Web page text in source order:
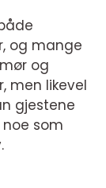
og mange
og
men likevel
gjestene
som